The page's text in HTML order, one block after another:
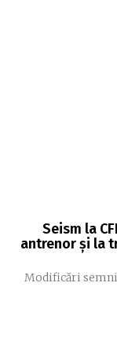
Seism la
antrenor și la
Modificări